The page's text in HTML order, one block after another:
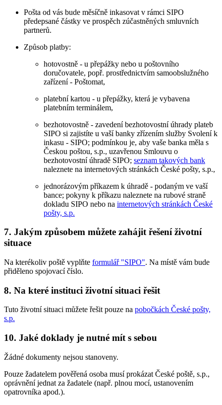
Pošta od vás bude měsíčně inkasovat v rámci SIPO
předepsané částky ve prospěch zúčastněných smluvních
partnerů.
Způsob platby:
hotovostně - u přepážky nebo u poštovního
doručovatele, popř. prostřednictvím samoobslužného
zařízení - Poštomat,
platební kartou - u přepážky, která je vybavena
platebním terminálem,
bezhotovostně - zavedení bezhotovostní úhrady plateb
SIPO si zajistíte u vaší banky zřízením služby Svolení k
inkasu - SIPO; podmínkou je, aby vaše banka měla s
Českou poštou, s.p., uzavřenou Smlouvu o
bezhotovostní úhradě SIPO; seznam takových bank
naleznete na internetových stránkách České pošty, s.p.,
jednorázovým příkazem k úhradě - podaným ve vaší
bance; pokyny k příkazu naleznete na rubové straně
dokladu SIPO nebo na internetových stránkách České
pošty, s.p.
7. Jakým způsobem můžete zahájit řešení životní
situace
Na kterékoliv poště vyplňte formulář "SIPO". Na místě vám bude
přiděleno spojovací číslo.
8. Na které instituci životní situaci řešit
Tuto životní situaci můžete řešit pouze na pobočkách České pošty,
s.p.
10. Jaké doklady je nutné mít s sebou
Žádné dokumenty nejsou stanoveny.
Pouze žadatelem pověřená osoba musí prokázat České poště, s.p.,
oprávnění jednat za žadatele (např. plnou mocí, ustanovením
opatrovníka apod.).